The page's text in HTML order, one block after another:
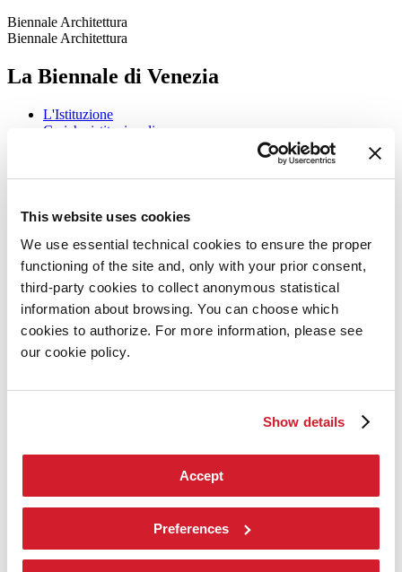
This website uses cookies
We use essential technical cookies to ensure the proper
functioning of the site and, only with your prior consent,
third-party cookies to collect anonymous statistical
information about browsing. You can choose which
cookies to authorize. For more information, please see
our cookie policy.
Show details
Accept
Preferences
Biennale Architettura
Biennale Architettura
La Biennale di Venezia
L'Istituzione
Cariche istituzionali
Sponsorship
Sostenibilità ambientale
Trasparenza
Lavora con noi
Biennale College
Contatti
Arte 2026
Arte
2026
Padiglione Venezia
Edizioni passate